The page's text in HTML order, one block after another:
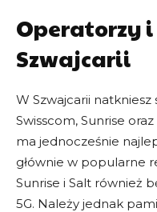
Operatorzy
Szwajcarii
W Szwajcarii natkniesz
Swisscom, Sunrise
ma jednocześnie
głównie w popularne
Sunrise i Salt również
5G. Należy jednak